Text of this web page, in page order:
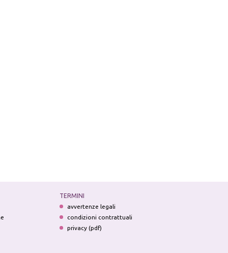
TERMINI
avvertenze legali
condizioni contrattuali
privacy (pdf)